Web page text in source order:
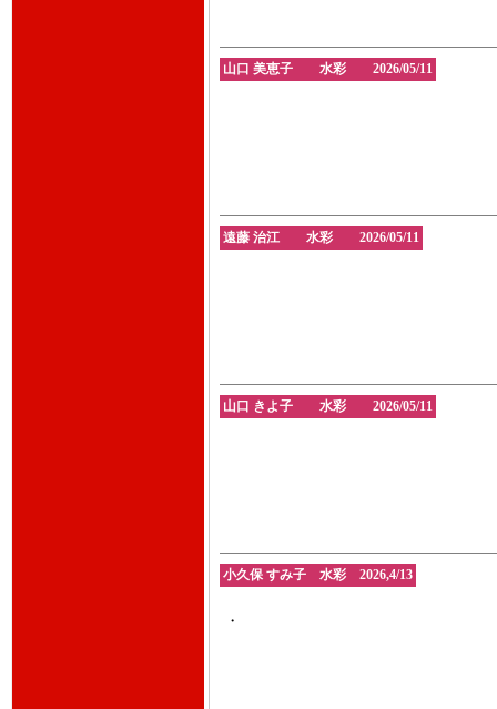
山口 美恵子 水彩 2026/05/11
遠藤 治江 水彩 2026/05/11
山口 きよ子 水彩 2026/05/11
小久保 すみ子 水彩 2026,4/13
・